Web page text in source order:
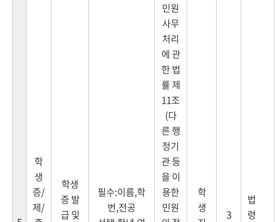
학
생
증/
제/
학생
증 발
급 및
필수:이름,학
번,전공
민원
사무
처리
에 관
한 법
률 제
11조
(다
른 행
정기
관 등
을 이
용한
민원
학
생
3
법
령